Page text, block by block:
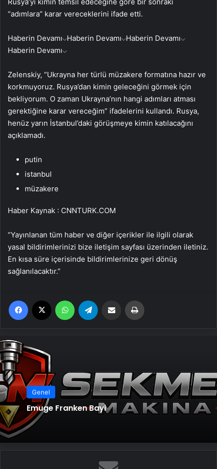
“adımlara” karar vereceklerini ifade etti.
Haberin Devamı Haberin Devamı Haberin Devamı
Haberin Devamı
Zelenskiy, “Ukrayna her türlü müzakere formatına hazır ve
korkmuyoruz. Rusya’dan kimin geleceğini görmek için
bekliyorum. O zaman Ukrayna’nın hangi adımları atması
gerektiğine karar vereceğim” ifadelerini kullandı. Rusya,
henüz yarın İstanbul’daki görüşmeye kimin katılacağını
açıklamadı.
putin
istanbul
müzakere
Haber Kaynak : CNNTURK.COM
“Yayınlanan tüm haber ve diğer içerikler ile ilgili olarak
yasal bildirimlerinizi bize iletişim sayfası üzerinden iletiniz.
En kısa süre içerisinde bildirimlerinize geri dönüş
sağlanılacaktır.”
Facebook WhatsApp Email'den paylaş
Genel
Emuge Franken Bayi